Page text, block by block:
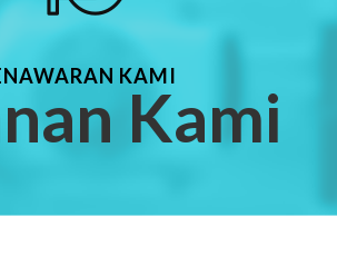
KAMI
Kami